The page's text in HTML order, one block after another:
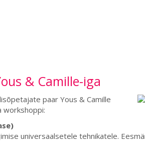
& Camille-iga
paar Yous & Camille
workshoppi:
universaalsetele tehnikatele.